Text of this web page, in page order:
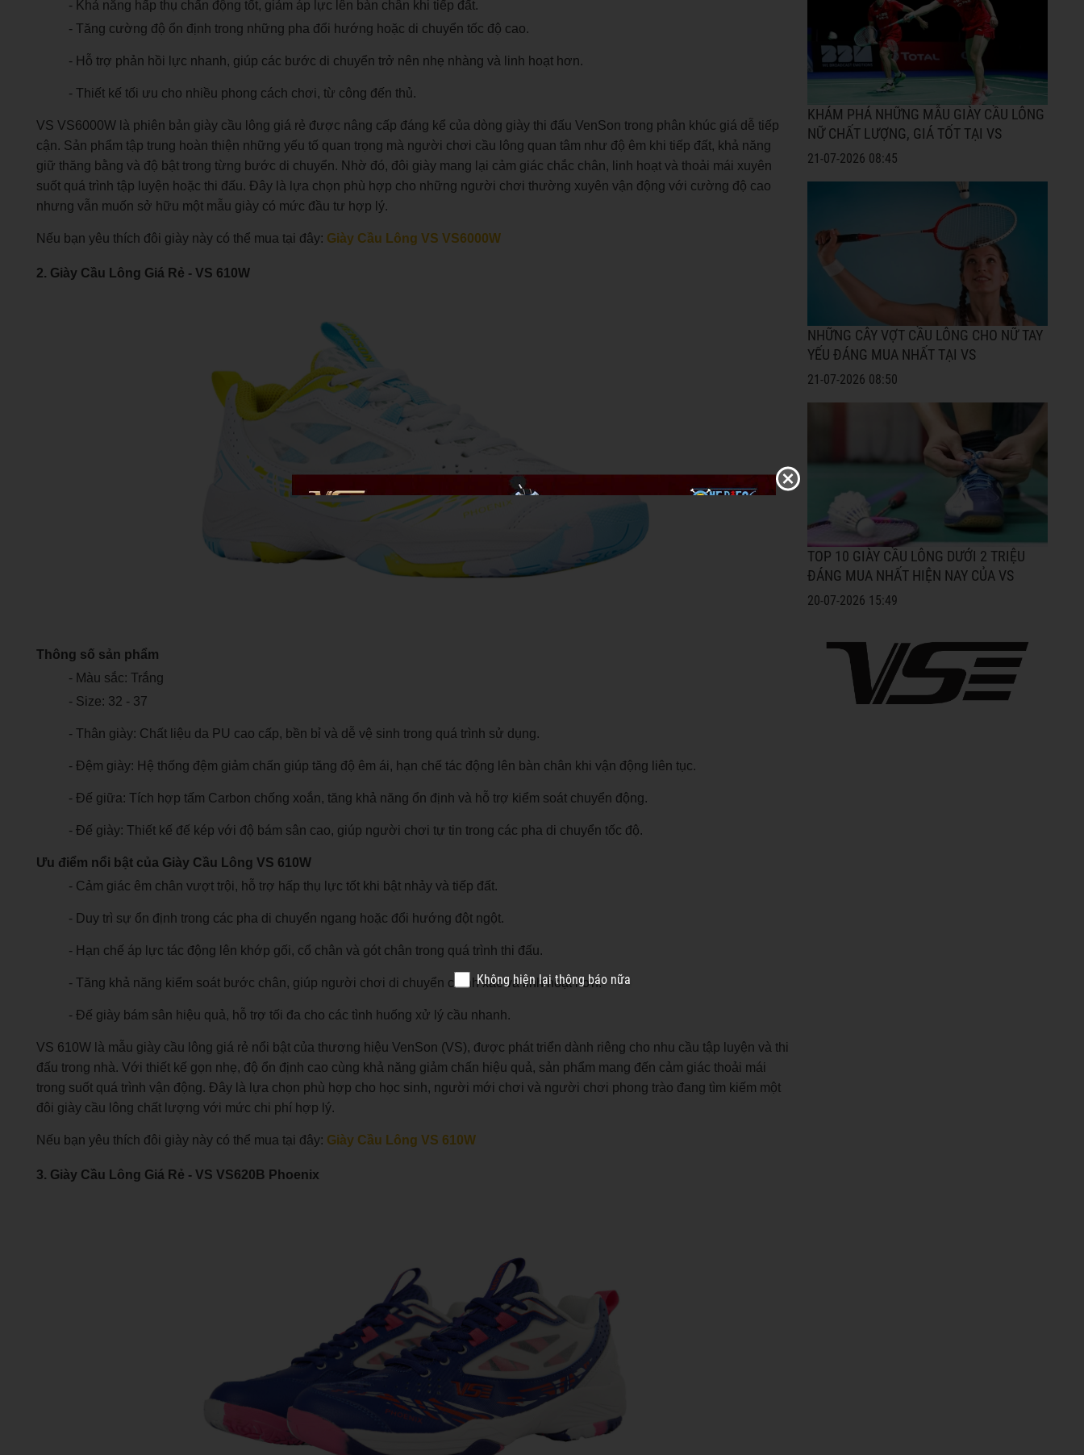
- Khả năng hấp thụ chấn động tốt, giảm áp lực lên bàn chân khi tiếp đất.
- Tăng cường độ ổn định trong những pha đổi hướng hoặc di chuyển tốc độ cao.
- Hỗ trợ phản hồi lực nhanh, giúp các bước di chuyển trở nên nhẹ nhàng và linh hoạt hơn.
- Thiết kế tối ưu cho nhiều phong cách chơi, từ công đến thủ.
VS VS6000W là phiên bản giày cầu lông giá rẻ được nâng cấp đáng kể của dòng giày thi đấu VenSon trong phân khúc giá dễ tiếp
cận. Sản phẩm tập trung hoàn thiện những yếu tố quan trọng mà người chơi cầu lông quan tâm như độ êm khi tiếp đất, khả năng
giữ thăng bằng và độ bật trong từng bước di chuyển. Nhờ đó, đôi giày mang lại cảm giác chắc chân, linh hoạt và thoải mái xuyên
suốt quá trình tập luyện hoặc thi đấu. Đây là lựa chọn phù hợp cho những người chơi thường xuyên vận động với cường độ cao
nhưng vẫn muốn sở hữu một mẫu giày có mức đầu tư hợp lý.
Nếu bạn yêu thích đôi giày này có thể mua tại đây: Giày Cầu Lông VS VS6000W
2. Giày Cầu Lông Giá Rẻ - VS 610W
Thông số sản phẩm
- Màu sắc: Trắng
- Size: 32 - 37
- Thân giày: Chất liệu da PU cao cấp, bền bỉ và dễ vệ sinh trong quá trình sử dụng.
- Đệm giày: Hệ thống đệm giảm chấn giúp tăng độ êm ái, hạn chế tác động lên bàn chân khi vận động liên tục.
- Đế giữa: Tích hợp tấm Carbon chống xoắn, tăng khả năng ổn định và hỗ trợ kiểm soát chuyển động.
- Đế giày: Thiết kế đế kép với độ bám sân cao, giúp người chơi tự tin trong các pha di chuyển tốc độ.
Ưu điểm nổi bật của Giày Cầu Lông VS 610W
- Cảm giác êm chân vượt trội, hỗ trợ hấp thụ lực tốt khi bật nhảy và tiếp đất.
- Duy trì sự ổn định trong các pha di chuyển ngang hoặc đổi hướng đột ngột.
- Hạn chế áp lực tác động lên khớp gối, cổ chân và gót chân trong quá trình thi đấu.
- Tăng khả năng kiểm soát bước chân, giúp người chơi di chuyển chính xác và linh hoạt hơn.
- Đế giày bám sân hiệu quả, hỗ trợ tối đa cho các tình huống xử lý cầu nhanh.
VS 610W là mẫu giày cầu lông giá rẻ nổi bật của thương hiệu VenSon (VS), được phát triển dành riêng cho nhu cầu tập luyện và thi
đấu trong nhà. Với thiết kế gọn nhẹ, độ ổn định cao cùng khả năng giảm chấn hiệu quả, sản phẩm mang đến cảm giác thoải mái
trong suốt quá trình vận động. Đây là lựa chọn phù hợp cho học sinh, người mới chơi và người chơi phong trào đang tìm kiếm một
đôi giày cầu lông chất lượng với mức chi phí hợp lý.
Nếu bạn yêu thích đôi giày này có thể mua tại đây: Giày Cầu Lông VS 610W
3. Giày Cầu Lông Giá Rẻ - VS VS620B Phoenix
KHÁM PHÁ NHỮNG MẪU GIÀY CẦU LÔNG
NỮ CHẤT LƯỢNG, GIÁ TỐT TẠI VS
21-07-2026 08:45
NHỮNG CÂY VỢT CẦU LÔNG CHO NỮ TAY
YẾU ĐÁNG MUA NHẤT TẠI VS
21-07-2026 08:50
TOP 10 GIÀY CẦU LÔNG DƯỚI 2 TRIỆU
ĐÁNG MUA NHẤT HIỆN NAY CỦA VS
20-07-2026 15:49
Không hiện lại thông báo nữa